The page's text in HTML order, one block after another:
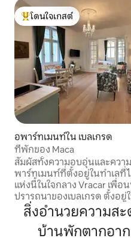
โดนใจเกสต์ที่สุด
โดนใจเกสต์
อพาร์ทเมนท์ใน เบลเกรด
ที่พักของ Maca
สัมผัสทั้งความอบอุ่นและควา
พาร์ทเมนท์ที่ตั้งอยู่ในทำเลที่
แห่งนี้ในใจกลาง Vracar เพื่อ
ปรารถนาของเบลเกรด ตั้งอยู่
สวยงามและสง่างามการตกแ
สมัยที่น่ารื่นรมย์แห่งนี้เน้นราก
ประวัติศาสตร์ ระเบียงตั้งอยู่ท่ามกลางวิลล่า
สิ่งอำนวยความส
บ้านพักตากอาก